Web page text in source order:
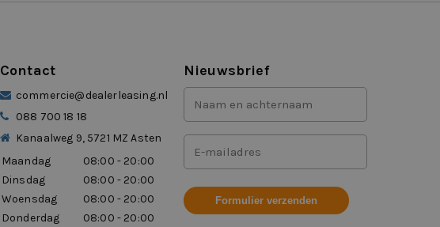
Contact
commercie@dealerleasing.nl
088 700 18 18
Kanaalweg 9, 5721 MZ Asten
Maandag
08:00 - 20:00
Dinsdag
08:00 - 20:00
Woensdag
08:00 - 20:00
Donderdag
08:00 - 20:00
Nieuwsbrief
Voor-
en
(Vereist)
Mailadres